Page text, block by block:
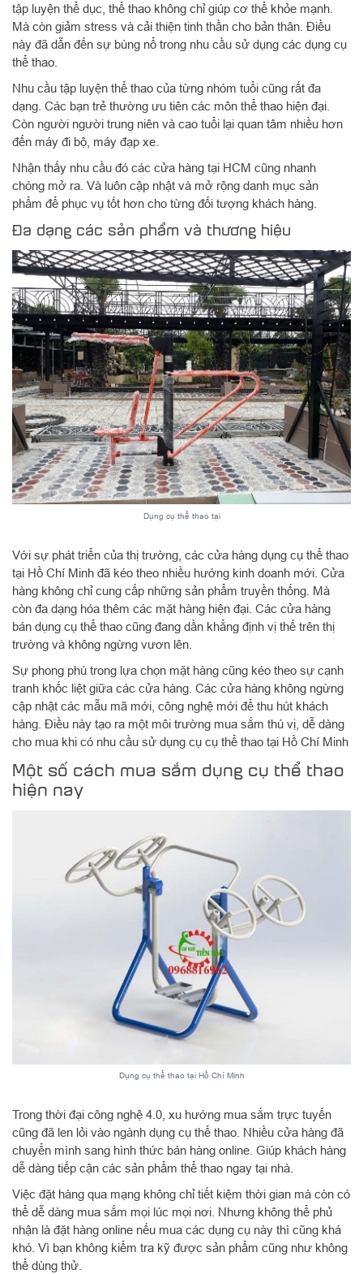
tập luyện thể dục, thể thao không chỉ giúp cơ thể khỏe mạnh.
Mà còn giảm stress và cải thiện tinh thần cho bản thân. Điều
này đã dẫn đến sự bùng nổ trong nhu cầu sử dụng các dụng cụ
thể thao.
Nhu cầu tập luyện thể thao của từng nhóm tuổi cũng rất đa
dạng. Các bạn trẻ thường ưu tiên các môn thể thao hiện đại.
Còn người người trung niên và cao tuổi lại quan tâm nhiều hơn
đến máy đi bộ, máy đạp xe.
Nhận thấy nhu cầu đó các cửa hàng tại HCM cũng nhanh
chóng mở ra. Và luôn cập nhật và mở rộng danh mục sản
phẩm để phục vụ tốt hơn cho từng đối tượng khách hàng.
Đa dạng các sản phẩm và thương hiệu
Dụng cụ thể thao tại
Với sự phát triển của thị trường, các cửa hàng dụng cụ thể thao
tại Hồ Chí Minh đã kéo theo nhiều hướng kinh doanh mới. Cửa
hàng không chỉ cung cấp những sản phẩm truyền thống. Mà
còn đa dạng hóa thêm các mặt hàng hiện đại. Các cửa hàng
bán dụng cụ thể thao cũng đang dần khẳng định vị thế trên thị
trường và không ngừng vươn lên.
Sự phong phú trong lựa chọn mặt hàng cũng kéo theo sự cạnh
tranh khốc liệt giữa các cửa hàng. Các cửa hàng không ngừng
cập nhật các mẫu mã mới, công nghệ mới để thu hút khách
hàng. Điều này tạo ra một môi trường mua sắm thú vị, dễ dàng
cho mua khi có nhu cầu sử dụng cụ cụ thể thao tại Hồ Chí Minh
Một số cách mua sắm dụng cụ thể thao
hiện nay
Dụng cụ thể thao tại Hồ Chí Minh
Trong thời đại công nghệ 4.0, xu hướng mua sắm trực tuyến
cũng đã len lỏi vào ngành dụng cụ thể thao. Nhiều cửa hàng đã
chuyển mình sang hình thức bán hàng online. Giúp khách hàng
dễ dàng tiếp cận các sản phẩm thể thao ngay tại nhà.
Việc đặt hàng qua mạng không chỉ tiết kiệm thời gian mà còn có
thể dễ dàng mua sắm mọi lúc mọi nơi. Nhưng không thể phủ
nhận là đặt hàng online nếu mua các dụng cụ này thì cũng khá
khó. Vì bạn không kiểm tra kỹ được sản phẩm cũng như không
thể dùng thử.